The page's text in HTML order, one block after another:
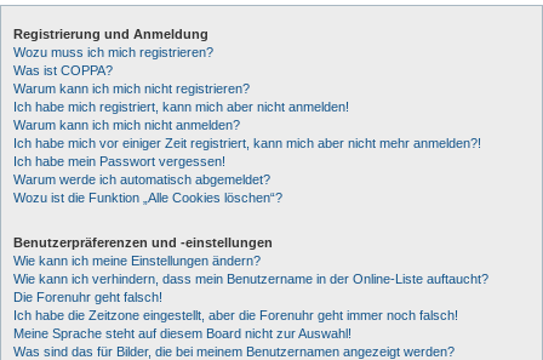
h
Registrierung und Anmeldung
Wozu muss ich mich registrieren?
Was ist COPPA?
Warum kann ich mich nicht registrieren?
Ich habe mich registriert, kann mich aber nicht anmelden!
Warum kann ich mich nicht anmelden?
Ich habe mich vor einiger Zeit registriert, kann mich aber nicht mehr anmelden?!
Ich habe mein Passwort vergessen!
Warum werde ich automatisch abgemeldet?
Wozu ist die Funktion „Alle Cookies löschen“?
Benutzerpräferenzen und -einstellungen
Wie kann ich meine Einstellungen ändern?
Wie kann ich verhindern, dass mein Benutzername in der Online-Liste auftaucht?
Die Forenuhr geht falsch!
Ich habe die Zeitzone eingestellt, aber die Forenuhr geht immer noch falsch!
Meine Sprache steht auf diesem Board nicht zur Auswahl!
Was sind das für Bilder, die bei meinem Benutzernamen angezeigt werden?